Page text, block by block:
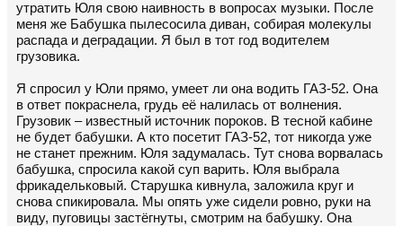
утратить Юля свою наивность в вопросах музыки. После
меня же Бабушка пылесосила диван, собирая молекулы
распада и деградации. Я был в тот год водителем
грузовика.
Я спросил у Юли прямо, умеет ли она водить ГАЗ-52. Она
в ответ покраснела, грудь её налилась от волнения.
Грузовик – известный источник пороков. В тесной кабине
не будет бабушки. А кто посетит ГАЗ-52, тот никогда уже
не станет прежним. Юля задумалась. Тут снова ворвалась
бабушка, спросила какой суп варить. Юля выбрала
фрикадельковый. Старушка кивнула, заложила круг и
снова спикировала. Мы опять уже сидели ровно, руки на
виду, пуговицы застёгнуты, смотрим на бабушку. Она